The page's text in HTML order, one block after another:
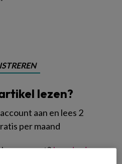
lezen?
aan en lees 2
per maand
Log dan in